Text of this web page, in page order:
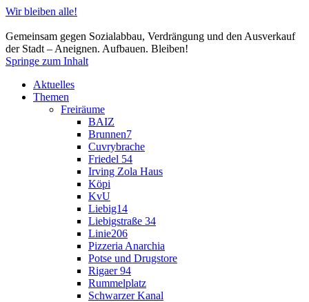
Wir bleiben alle!
Gemeinsam gegen Sozialabbau, Verdrängung und den Ausverkauf
der Stadt – Aneignen. Aufbauen. Bleiben!
Springe zum Inhalt
Aktuelles
Themen
Freiräume
BAIZ
Brunnen7
Cuvrybrache
Friedel 54
Irving Zola Haus
Köpi
KvU
Liebig14
Liebigstraße 34
Linie206
Pizzeria Anarchia
Potse und Drugstore
Rigaer 94
Rummelplatz
Schwarzer Kanal